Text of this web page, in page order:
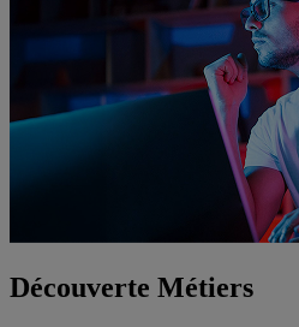
Découverte Métiers